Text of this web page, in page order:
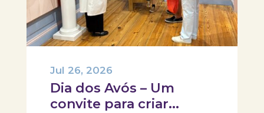
Dia dos Avós – Um
convite para criar
Jul 26, 2026